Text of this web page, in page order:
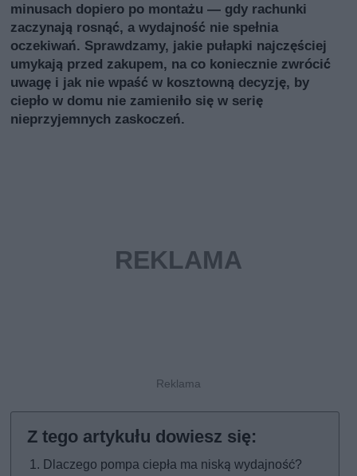
minusach dopiero po montażu — gdy rachunki
zaczynają rosnąć, a wydajność nie spełnia
oczekiwań. Sprawdzamy, jakie pułapki najczęściej
umykają przed zakupem, na co koniecznie zwrócić
uwagę i jak nie wpaść w kosztowną decyzję, by
ciepło w domu nie zamieniło się w serię
nieprzyjemnych zaskoczeń.
Dlaczego pompa ciepła ma niską wydajność?